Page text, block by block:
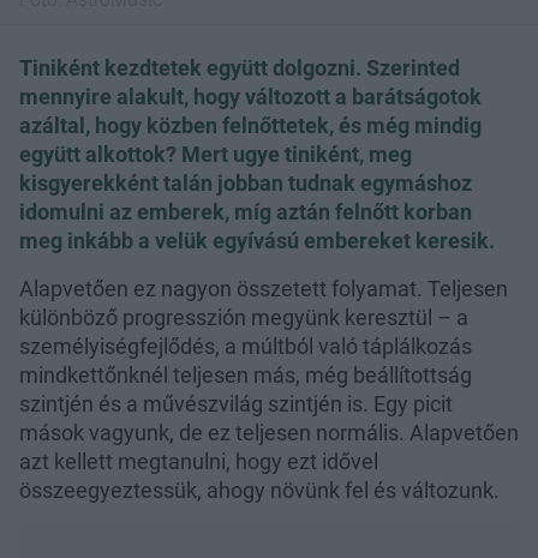
Tiniként kezdtetek együtt dolgozni. Szerinted
mennyire alakult, hogy változott a barátságotok
azáltal, hogy közben felnőttetek, és még mindig
együtt alkottok? Mert ugye tiniként, meg
kisgyerekként talán jobban tudnak egymáshoz
idomulni az emberek, míg aztán felnőtt korban
meg inkább a velük egyívású embereket keresik.
Alapvetően ez nagyon összetett folyamat. Teljesen
különböző progresszión megyünk keresztül – a
személyiségfejlődés, a múltból való táplálkozás
mindkettőnknél teljesen más, még beállítottság
szintjén és a művészvilág szintjén is. Egy picit
mások vagyunk, de ez teljesen normális. Alapvetően
azt kellett megtanulni, hogy ezt idővel
összeegyeztessük, ahogy növünk fel és változunk.